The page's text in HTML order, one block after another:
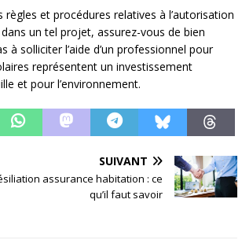
et procédures relatives à l’autorisation
un tel projet, assurez-vous de bien
solliciter l’aide d’un professionnel pour
représentent un investissement
et pour l’environnement.
SUIVANT
assurance habitation : ce
qu’il faut savoir